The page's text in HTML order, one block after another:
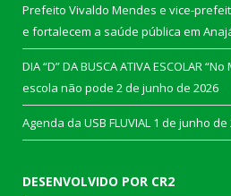
Prefeito Vivaldo Mendes e vice-
e fortalecem a saúde pública em
DIA “D” DA BUSCA ATIVA ESCOLAR
escola não pode 2 de junho de 2026
Agenda da USB FLUVIAL 1 de junho de
DESENVOLVIDO POR CR2